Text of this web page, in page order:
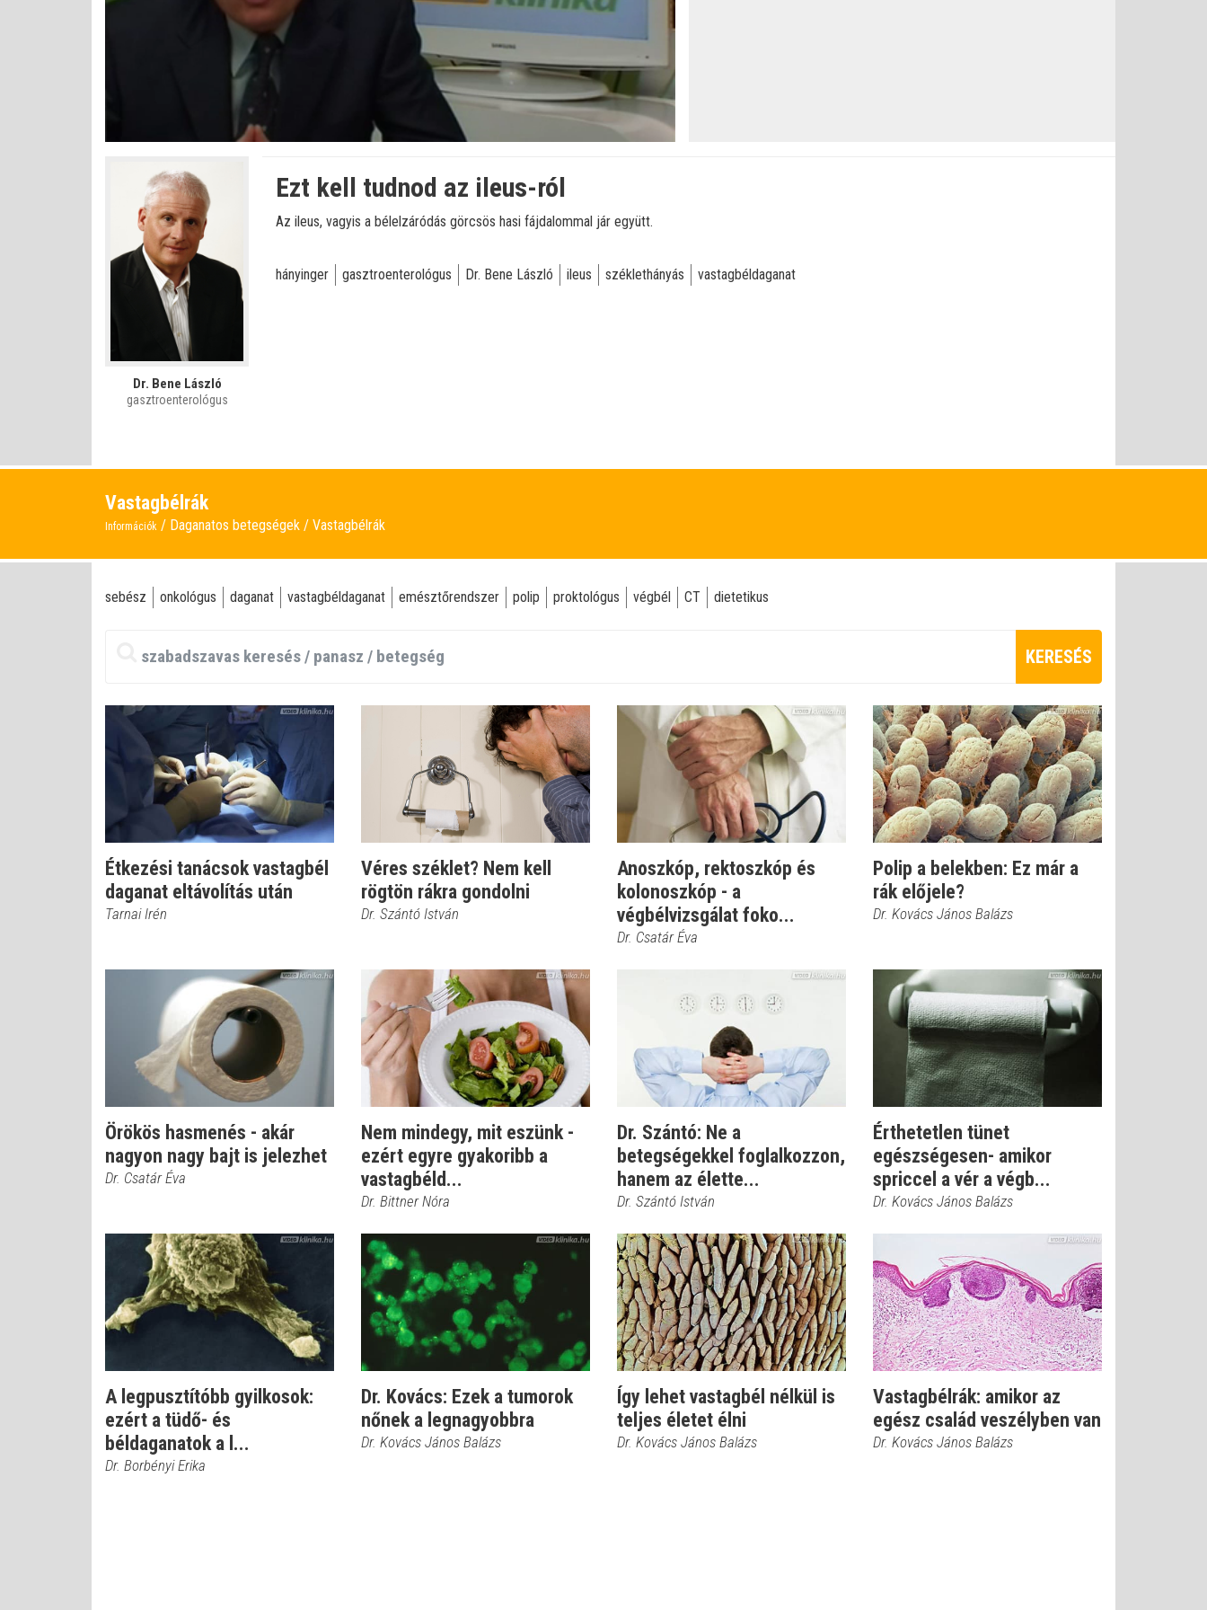
kikapcsolva
0%
0%
Dr. Bene László
gasztroenterológus
Ezt kell tudnod az ileus-ról
Az ileus, vagyis a bélelzáródás görcsös hasi fájdalommal jár együtt.
hányinger gasztroenterológus Dr. Bene László ileus széklethányás vastagbéldaganat
Vastagbélrák
Információk Daganatos betegségek Vastagbélrák
sebész onkológus daganat vastagbéldaganat emésztőrendszer polip proktológus végbél CT dietetikus
KERESÉS
Étkezési tanácsok vastagbél
daganat eltávolítás után
Tarnai Irén
Véres széklet? Nem kell
rögtön rákra gondolni
Dr. Szántó István
Anoszkóp, rektoszkóp és
kolonoszkóp - a
végbélvizsgálat foko...
Dr. Csatár Éva
Polip a belekben: Ez már a
rák előjele?
Dr. Kovács János Balázs
Örökös hasmenés - akár
nagyon nagy bajt is jelezhet
Dr. Csatár Éva
Nem mindegy, mit eszünk -
ezért egyre gyakoribb a
vastagbéld...
Dr. Bittner Nóra
Dr. Szántó: Ne a
betegségekkel foglalkozzon,
hanem az élette...
Dr. Szántó István
Érthetetlen tünet
egészségesen- amikor
spriccel a vér a végb...
Dr. Kovács János Balázs
A legpusztítóbb gyilkosok:
ezért a tüdő- és
béldaganatok a l...
Dr. Borbényi Erika
Dr. Kovács: Ezek a tumorok
nőnek a legnagyobbra
Dr. Kovács János Balázs
Így lehet vastagbél nélkül is
teljes életet élni
Dr. Kovács János Balázs
Vastagbélrák: amikor az
egész család veszélyben van
Dr. Kovács János Balázs